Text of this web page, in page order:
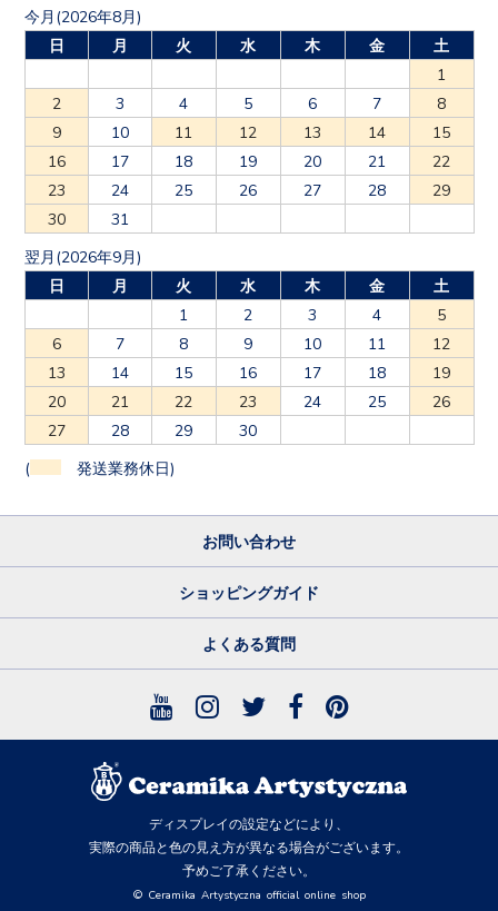
今月(2026年8月)
日
月 火 水 木 金
土
1
2
3 4 5 6 7
8
9
10 11 12 13 14
15
16
17 18 19 20 21
22
23
24 25 26 27 28
29
30
31
翌月(2026年9月)
日
月 火 水 木 金
土
1
2 3 4
5
6
7 8 9 10 11
12
13
14 15 16 17 18
19
20
21 22 23 24 25
26
27
28 29 30
( 発送業務休日)
お問い合わせ
ショッピングガイド
よくある質問
ディスプレイの設定などにより、
実際の商品と色の見え方が異なる場合がございます。
予めご了承ください。
© Ceramika Artystyczna official online shop